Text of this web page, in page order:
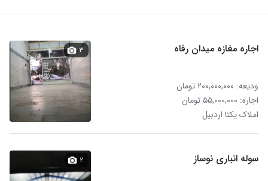
اجاره مغازه میدان رفاه
ودیعه: ۲۰۰,۰۰۰,۰۰۰ تومان
اجاره: ۵۵,۰۰۰,۰۰۰ تومان
املاک یکتا اردبیل
۳
سوله انباری نوساز ۲